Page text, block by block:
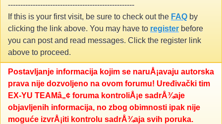
---------------------------------------------------
If this is your first visit, be sure to check out the FAQ by
clicking the link above. You may have to register before
you can post and read messages. Click the register link
above to proceed.
Postavljanje informacija kojim se naruÅ¡avaju autorska
prava nije dozvoljeno na ovom forumu! Uređivački tim
EX-YU TEAMâ„¢ foruma kontroliÅ¡e sadrÅ¾aje
objavljenih informacija, no zbog obimnosti ipak nije
moguće izvrÅ¡iti kontrolu sadrÅ¾aja svih poruka.